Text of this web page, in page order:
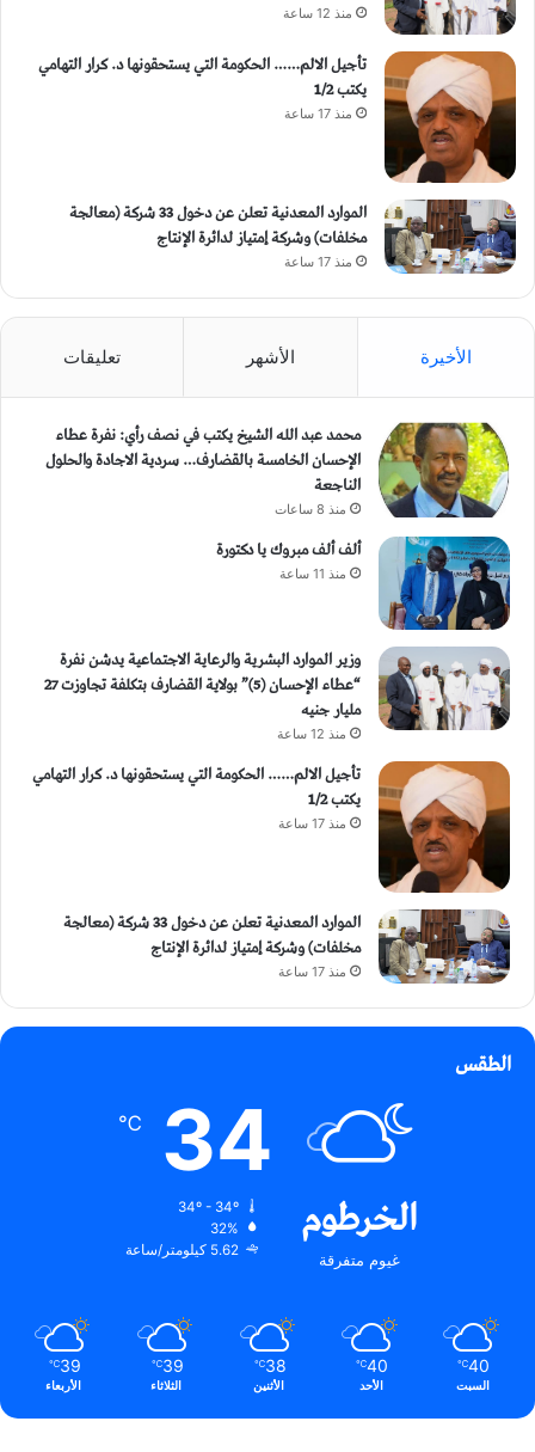
منذ 12 ساعة
تأجيل الالم…… الحكومة التي يستحقونها د. كرار التهامي
يكتب 1/2
منذ 17 ساعة
الموارد المعدنية تعلن عن دخول 33 شركة (معالجة
مخلفات) وشركة إمتياز لدائرة الإنتاج
منذ 17 ساعة
الأخيرة الأشهر تعليقات
محمد عبد الله الشيخ يكتب في نصف رأي: نفرة عطاء
الإحسان الخامسة بالقضارف… سردية الاجادة والحلول
الناجعة
منذ 8 ساعات
ألف ألف مبروك يا دكتورة
منذ 11 ساعة
وزير الموارد البشرية والرعاية الاجتماعية يدشن نفرة
“عطاء الإحسان (5)” بولاية القضارف بتكلفة تجاوزت 27
مليار جنيه
منذ 12 ساعة
تأجيل الالم…… الحكومة التي يستحقونها د. كرار التهامي
يكتب 1/2
منذ 17 ساعة
الموارد المعدنية تعلن عن دخول 33 شركة (معالجة
مخلفات) وشركة إمتياز لدائرة الإنتاج
منذ 17 ساعة
الطقس
الخرطوم
غيوم متفرقة
34
℃
32%
5.62 كيلومتر/ساعة
40
℃
السبت
40
℃
الأحد
38
℃
الأثنين
39
℃
الثلاثاء
39
℃
الأربعاء